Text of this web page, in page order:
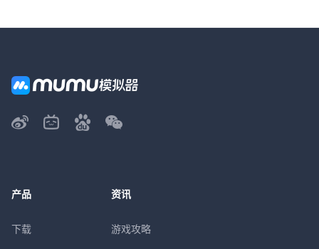
产品
下载
资讯
游戏攻略